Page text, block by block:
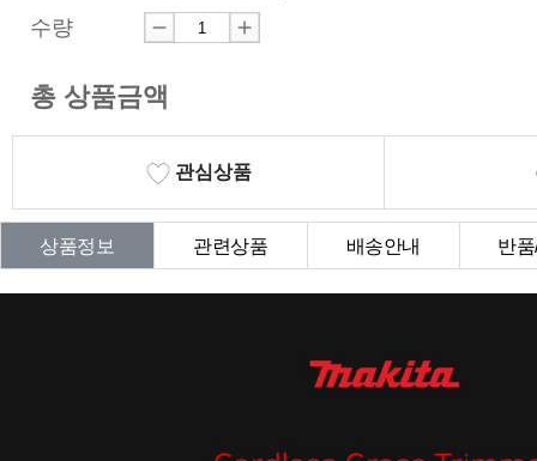
수량
총 상품금액
관심상품
상품정보 관련상품 배송안내 반
상품Q&A